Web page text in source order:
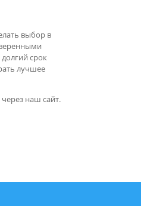
выбор в
срок
лучшее
наш сайт.